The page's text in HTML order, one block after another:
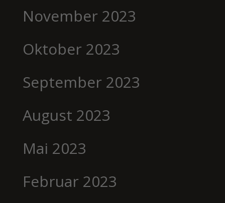
November 2023
Oktober 2023
September 2023
August 2023
Mai 2023
Februar 2023